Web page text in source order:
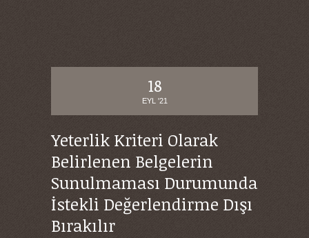
18
EYL '21
Yeterlik Kriteri Olarak
Belirlenen Belgelerin
Sunulmaması Durumunda
İstekli Değerlendirme Dışı
Bırakılır